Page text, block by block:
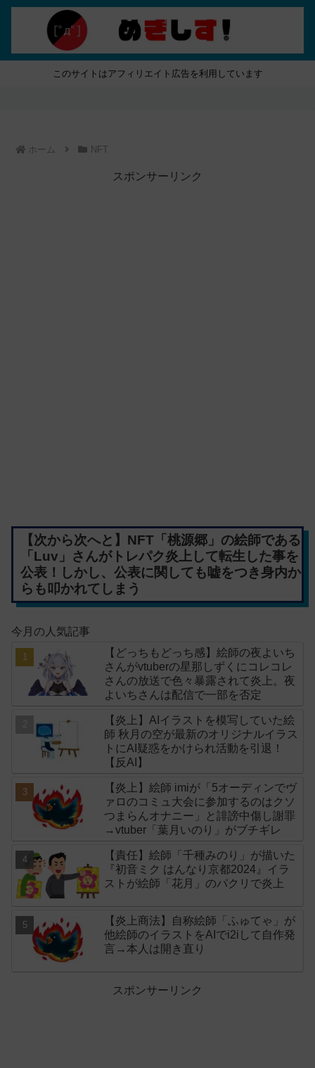
このサイトはアフィリエイト広告を利用しています
ホーム NFT
スポンサーリンク
【次から次へと】NFT「桃源郷」の絵師である
「Luv」さんがトレパク炎上して転生した事を
公表！しかし、公表に関しても嘘をつき身内か
らも叩かれてしまう
今月の人気記事
【どっちもどっち感】絵師の夜よいち
さんがvtuberの星那しずくにコレコレ
さんの放送で色々暴露されて炎上。夜
よいちさんは配信で一部を否定
【炎上】AIイラストを模写していた絵
師 秋月の空が最新のオリジナルイラス
トにAI疑惑をかけられ活動を引退！
【反AI】
【炎上】絵師 imiが「5オーディンでヴ
ァロのコミュ大会に参加するのはクソ
つまらんオナニー」と誹謗中傷し謝罪
→vtuber「葉月いのり」がブチギレ
【責任】絵師「千種みのり」が描いた
『初音ミク はんなり京都2024』イラ
ストが絵師「花月」のパクリで炎上
【炎上商法】自称絵師「ふゅてゃ」が
他絵師のイラストをAIでi2iして自作発
言→本人は開き直り
スポンサーリンク